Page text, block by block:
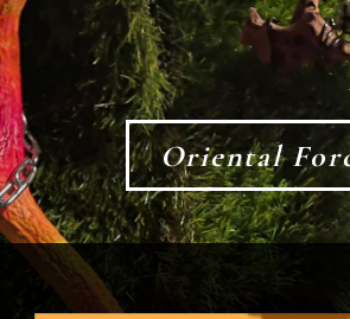
Oriental